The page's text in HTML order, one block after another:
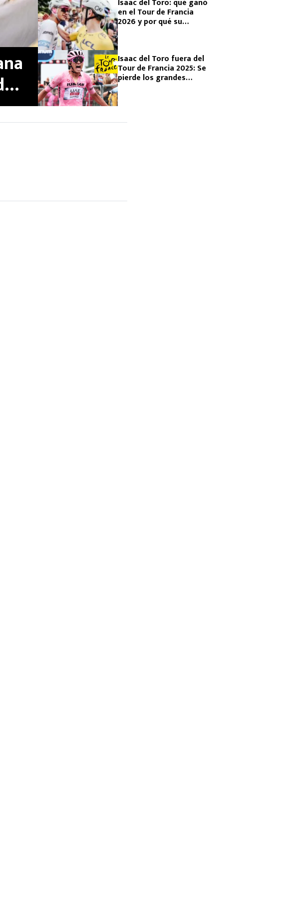
Isaac del Toro: qué ganó
en el Tour de Francia
2026 y por qué su
Isaac del Toro fuera del
Tour de Francia 2025: Se
pierde los grandes